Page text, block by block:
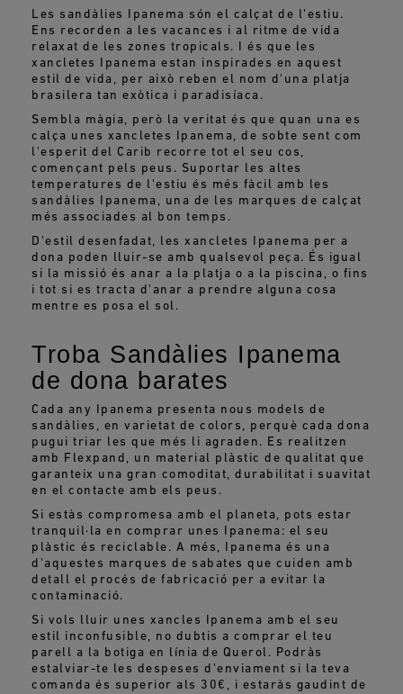
Les sandàlies Ipanema són el calçat de l'estiu.
Ens recorden a les vacances i al ritme de vida
relaxat de les zones tropicals. I és que les
xancletes Ipanema estan inspirades en aquest
estil de vida, per això reben el nom d'una platja
brasilera tan exòtica i paradisíaca.
Sembla màgia, però la veritat és que quan una es
calça unes xancletes Ipanema, de sobte sent com
l'esperit del Carib recorre tot el seu cos,
començant pels peus. Suportar les altes
temperatures de l'estiu és més fàcil amb les
sandàlies Ipanema, una de les marques de calçat
més associades al bon temps.
D'estil desenfadat, les xancletes Ipanema per a
dona poden lluir-se amb qualsevol peça. És igual
si la missió és anar a la platja o a la piscina, o fins
i tot si es tracta d'anar a prendre alguna cosa
mentre es posa el sol.
Troba Sandàlies Ipanema
de dona barates
Cada any Ipanema presenta nous models de
sandàlies, en varietat de colors, perquè cada dona
pugui triar les que més li agraden. Es realitzen
amb Flexpand, un material plàstic de qualitat que
garanteix una gran comoditat, durabilitat i suavitat
en el contacte amb els peus.
Si estàs compromesa amb el planeta, pots estar
tranquil·la en comprar unes Ipanema: el seu
plàstic és reciclable. A més, Ipanema és una
d'aquestes marques de sabates que cuiden amb
detall el procés de fabricació per a evitar la
contaminació.
Si vols lluir unes xancles Ipanema amb el seu
estil inconfusible, no dubtis a comprar el teu
parell a la botiga en línia de Querol. Podràs
estalviar-te les despeses d'enviament si la teva
comanda és superior als 30€, i estaràs gaudint de